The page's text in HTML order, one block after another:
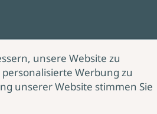
unsere Website zu
Werbung zu
unserer Website stimmen Sie